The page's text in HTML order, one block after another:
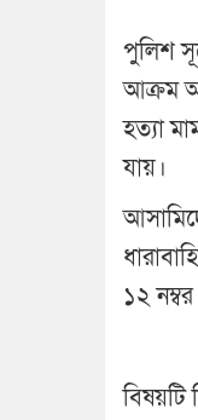
পুলিশ
আক্রম
হত্যা
যায়।
১২
বিষয়টি